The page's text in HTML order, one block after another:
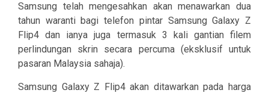
Samsung telah mengesahkan akan menawarkan dua
tahun waranti bagi telefon pintar Samsung Galaxy Z
Flip4 dan ianya juga termasuk 3 kali gantian filem
perlindungan skrin secara percuma (eksklusif untuk
pasaran Malaysia sahaja).
Samsung Galaxy Z Flip4 akan ditawarkan pada harga